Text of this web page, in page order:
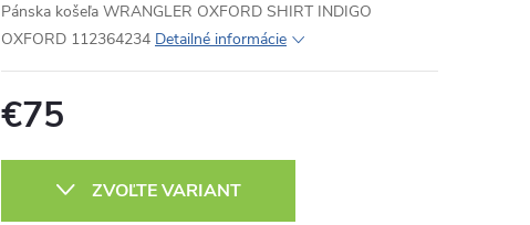
Pánska košeľa WRANGLER OXFORD SHIRT INDIGO
OXFORD 112364234 Detailné informácie
€75
ZVOĽTE VARIANT